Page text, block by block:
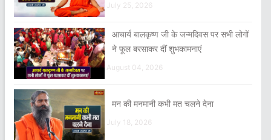
July 25, 2026
आचार्य बालकृष्ण जी के जन्मदिवस पर सभी लोगों
ने फूल बरसाकर दीं शुभकामनाएं
August 04, 2026
मन की मनमानी कभी मत चलने देना
July 18, 2026